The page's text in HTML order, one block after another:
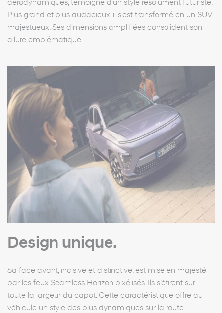
aérodynamiques, témoigne d'un style résolument futuriste.
Plus grand et plus audacieux, il s'est transformé en un SUV
majestueux. Ses dimensions amplifiées consolident son
allure emblématique.
Design unique.
Sa face avant, incisive et distinctive, est mise en majesté
par les feux Seamless Horizon pixélisés. Ils s’étirent sur
toute la largeur du capot. Cette caractéristique offre au
véhicule un style des plus dynamiques sur la route.